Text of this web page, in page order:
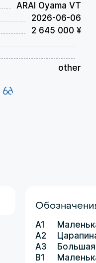
ARAI Oyama VT
2026-06-06
2 645 000 ¥
other
A1
A2
A3
B1